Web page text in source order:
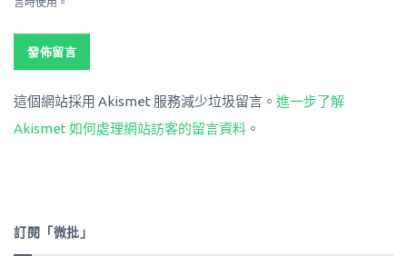
這個網站採用 Akismet 服務減少垃圾留言。 進一步了解
Akismet 如何處理網站訪客的留言資料 。
訂閱「微批」